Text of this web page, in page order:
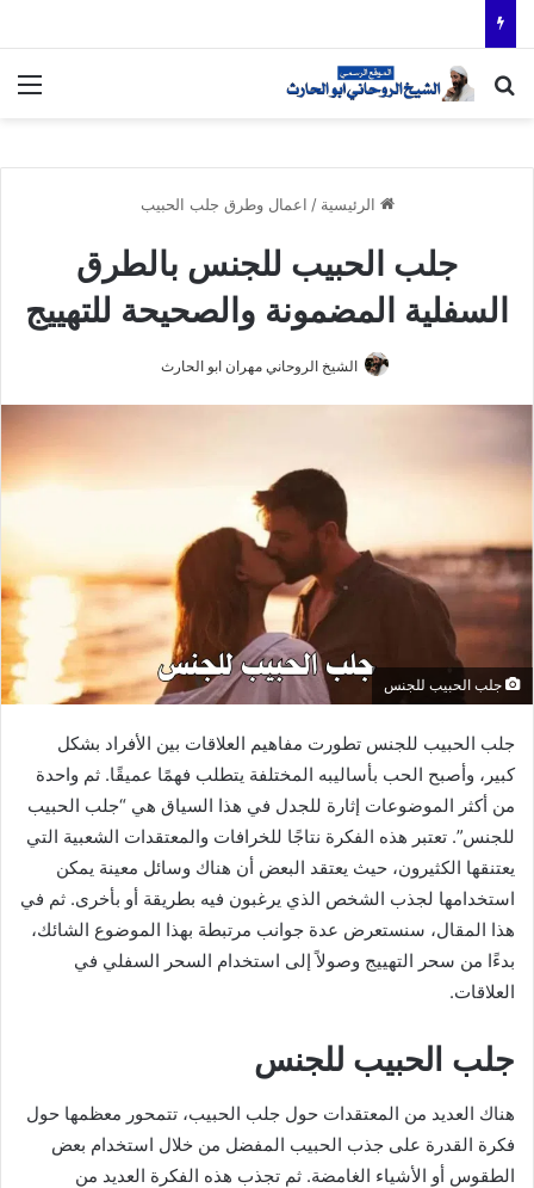
بحث عن
الرئيسية / اعمال وطرق جلب الحبيب
جلب الحبيب للجنس بالطرق
السفلية المضمونة والصحيحة للتهييج
الشيخ الروحاني مهران ابو الحارث
جلب الحبيب للجنس
جلب الحبيب للجنس تطورت مفاهيم العلاقات بين الأفراد بشكل
كبير، وأصبح الحب بأساليبه المختلفة يتطلب فهمًا عميقًا. ثم واحدة
من أكثر الموضوعات إثارة للجدل في هذا السياق هي “جلب الحبيب
للجنس”. تعتبر هذه الفكرة نتاجًا للخرافات والمعتقدات الشعبية التي
يعتنقها الكثيرون، حيث يعتقد البعض أن هناك وسائل معينة يمكن
استخدامها لجذب الشخص الذي يرغبون فيه بطريقة أو بأخرى. ثم في
هذا المقال، سنستعرض عدة جوانب مرتبطة بهذا الموضوع الشائك،
بدءًا من سحر التهييج وصولاً إلى استخدام السحر السفلي في
العلاقات.
جلب الحبيب للجنس
هناك العديد من المعتقدات حول جلب الحبيب، تتمحور معظمها حول
فكرة القدرة على جذب الحبيب المفضل من خلال استخدام بعض
الطقوس أو الأشياء الغامضة. ثم تجذب هذه الفكرة العديد من